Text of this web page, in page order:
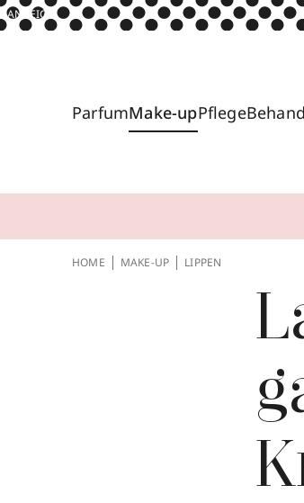
ANZEIGE
ParfumMake-upPflege
HOME MAKE-UP LIPPEN